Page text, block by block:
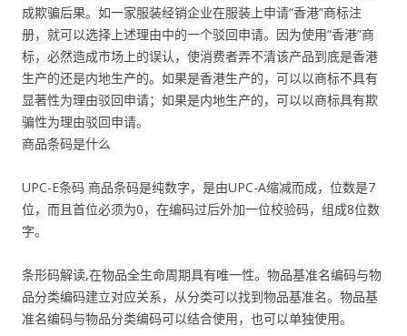
成欺骗后果。如一家服装经销企业在服装上申请“香港”商标注
册，就可以选择上述理由中的一个驳回申请。因为使用“香港”商
标，必然造成市场上的误认，使消费者弄不清该产品到底是香港
生产的还是内地生产的。如果是香港生产的，可以以商标不具有
显著性为理由驳回申请；如果是内地生产的，可以以商标具有欺
骗性为理由驳回申请。
商品条码是什么
UPC-E条码 商品条码是纯数字，是由UPC-A缩减而成，位数是7
位，而且首位必须为0，在编码过后外加一位校验码，组成8位数
字。
条形码解读,在物品全生命周期具有唯一性。物品基准名编码与物
品分类编码建立对应关系，从分类可以找到物品基准名。物品基
准名编码与物品分类编码可以结合使用，也可以单独使用。